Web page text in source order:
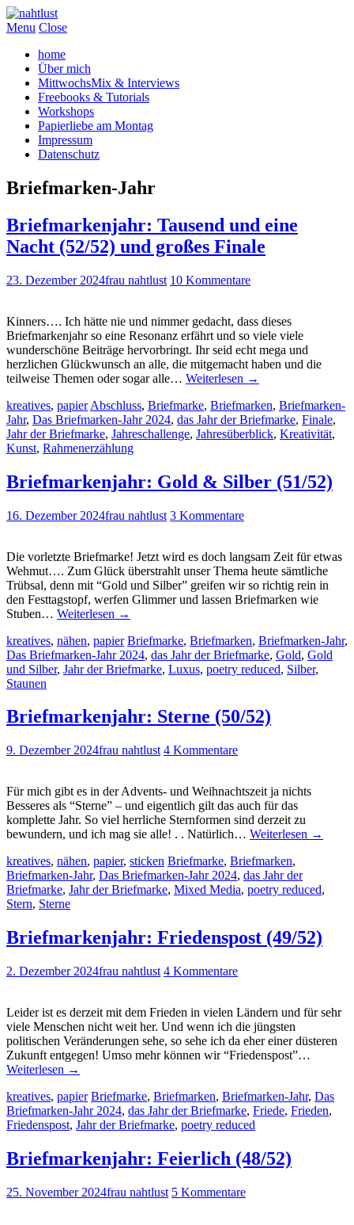
Menu Close
home
Über mich
MittwochsMix & Interviews
Freebooks & Tutorials
Workshops
Papierliebe am Montag
Impressum
Datenschutz
Briefmarken-Jahr
Briefmarkenjahr: Tausend und eine
Nacht (52/52) und großes Finale
23. Dezember 2024frau nahtlust 10 Kommentare
Kinners…. Ich hätte nie und nimmer gedacht, dass dieses
Briefmarkenjahr so eine Resonanz erfährt und so viele viele
wunderschöne Beiträge hervorbringt. Ihr seid echt mega und
herzlichen Glückwunsch an alle, die mitgemacht haben und die
teilweise Themen oder sogar alle… Weiterlesen →
kreatives, papier Abschluss, Briefmarke, Briefmarken, Briefmarken-
Jahr, Das Briefmarken-Jahr 2024, das Jahr der Briefmarke, Finale,
Jahr der Briefmarke, Jahreschallenge, Jahresüberblick, Kreativität,
Kunst, Rahmenerzählung
Briefmarkenjahr: Gold & Silber (51/52)
16. Dezember 2024frau nahtlust 3 Kommentare
Die vorletzte Briefmarke! Jetzt wird es doch langsam Zeit für etwas
Wehmut…. Zum Glück überstrahlt unser Thema heute sämtliche
Trübsal, denn mit “Gold und Silber” greifen wir so richtig rein in
den Festtagstopf, werfen Glimmer und lassen Briefmarken wie
Stuben… Weiterlesen →
kreatives, nähen, papier Briefmarke, Briefmarken, Briefmarken-Jahr,
Das Briefmarken-Jahr 2024, das Jahr der Briefmarke, Gold, Gold
und Silber, Jahr der Briefmarke, Luxus, poetry reduced, Silber,
Staunen
Briefmarkenjahr: Sterne (50/52)
9. Dezember 2024frau nahtlust 4 Kommentare
Für mich gibt es in der Advents- und Weihnachtszeit ja nichts
Besseres als “Sterne” – und eigentlich gilt das auch für das
komplette Jahr. So viel herrliche Sternformen sind derzeit zu
bewundern, und ich mag sie alle! . . Natürlich… Weiterlesen →
kreatives, nähen, papier, sticken Briefmarke, Briefmarken,
Briefmarken-Jahr, Das Briefmarken-Jahr 2024, das Jahr der
Briefmarke, Jahr der Briefmarke, Mixed Media, poetry reduced,
Stern, Sterne
Briefmarkenjahr: Friedenspost (49/52)
2. Dezember 2024frau nahtlust 4 Kommentare
Leider ist es derzeit mit dem Frieden in vielen Ländern und für sehr
viele Menschen nicht weit her. Und wenn ich die jüngsten
politischen Veränderungen sehe, so sehe ich da eher einer düsteren
Zukunft entgegen! Umso mehr können wir “Friedenspost”…
Weiterlesen →
kreatives, papier Briefmarke, Briefmarken, Briefmarken-Jahr, Das
Briefmarken-Jahr 2024, das Jahr der Briefmarke, Friede, Frieden,
Friedenspost, Jahr der Briefmarke, poetry reduced
Briefmarkenjahr: Feierlich (48/52)
25. November 2024frau nahtlust 5 Kommentare